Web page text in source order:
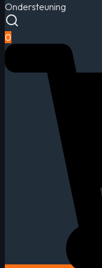
Ondersteuning
0